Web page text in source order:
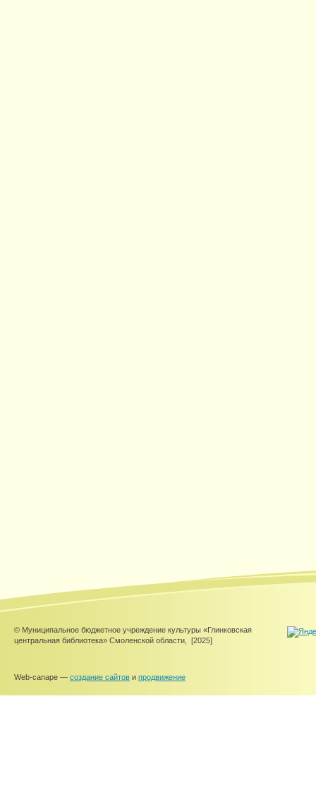
© Муниципальное бюджетное учреждение культуры «Глинковская
центральная библиотека» Смоленской области,
[2025]
Web-canape — создание сайтов и продвижение